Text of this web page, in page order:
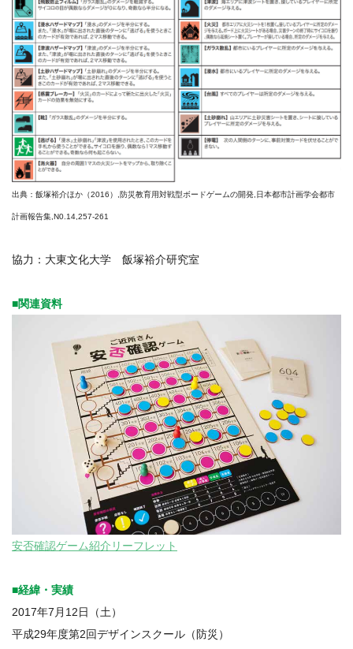
出典：飯塚裕介ほか（2016）,防災教育用対戦型ボードゲームの開発,日本都市計画学会都市
計画報告集,N0.14,257-261
協力：大東文化大学 飯塚裕介研究室
■関連資料
安否確認ゲーム紹介リーフレット
■経緯・実績
2017年7月12日（土）
平成29年度第2回デザインスクール（防災）